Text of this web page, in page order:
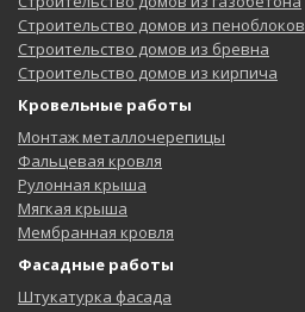
Строительство домов из пеноблоков
Строительство домов из бревна
Строительство домов из кирпича
Кровельные работы
Монтаж металлочерепицы
Фальцевая кровля
Рулонная крыша
Мягкая крыша
Мембранная кровля
Фасадные работы
Штукатурка фасада